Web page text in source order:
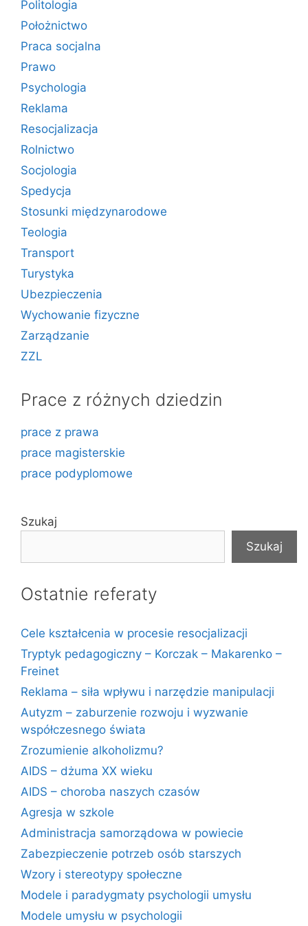
Politologia
Położnictwo
Praca socjalna
Prawo
Psychologia
Reklama
Resocjalizacja
Rolnictwo
Socjologia
Spedycja
Stosunki międzynarodowe
Teologia
Transport
Turystyka
Ubezpieczenia
Wychowanie fizyczne
Zarządzanie
ZZL
Prace z różnych dziedzin
prace z prawa
prace magisterskie
prace podyplomowe
Szukaj
Szukaj
Ostatnie referaty
Cele kształcenia w procesie resocjalizacji
Tryptyk pedagogiczny – Korczak – Makarenko –
Freinet
Reklama – siła wpływu i narzędzie manipulacji
Autyzm – zaburzenie rozwoju i wyzwanie
współczesnego świata
Zrozumienie alkoholizmu?
AIDS – dżuma XX wieku
AIDS – choroba naszych czasów
Agresja w szkole
Administracja samorządowa w powiecie
Zabezpieczenie potrzeb osób starszych
Wzory i stereotypy społeczne
Modele i paradygmaty psychologii umysłu
Modele umysłu w psychologii